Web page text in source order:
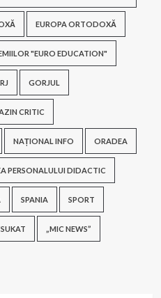
EUROPA ORTODOXĂ
"EURO EDUCATION"
GORJUL
CRITIC
NAȚIONAL INFO ORADEA
PERSONALULUI DIDACTIC
SPANIA SPORT
„MIC NEWS”